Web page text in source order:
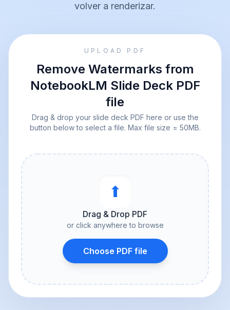
volver a renderizar.
UPLOAD PDF
Remove Watermarks from
NotebookLM Slide Deck PDF
file
Drag & drop your slide deck PDF here or use the
button below to select a file. Max file size = 50MB.
⬆︎
Drag & Drop PDF
or click anywhere to browse
Choose PDF file